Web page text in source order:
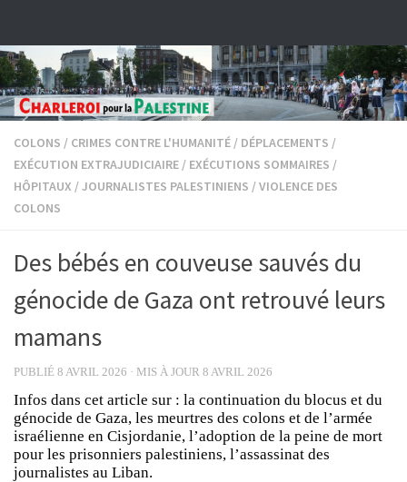
COLONS / CRIMES CONTRE L'HUMANITÉ / DÉPLACEMENTS /
EXÉCUTION EXTRAJUDICIAIRE / EXÉCUTIONS SOMMAIRES /
HÔPITAUX /JOURNALISTES PALESTINIENS /VIOLENCE DES
COLONS
Des bébés en couveuse sauvés du
génocide de Gaza ont retrouvé leurs
mamans
PUBLIÉ 8 AVRIL 2026 · MIS À JOUR 8 AVRIL 2026
Infos dans cet article sur : la continuation du blocus et du
génocide de Gaza, les meurtres des colons et de l’armée
israélienne en Cisjordanie, l’adoption de la peine de mort
pour les prisonniers palestiniens, l’assassinat des
journalistes au Liban.